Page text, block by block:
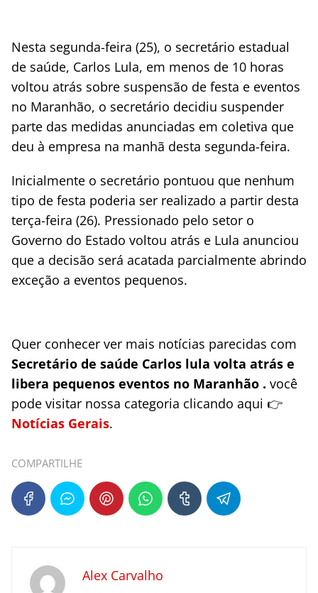
Nesta segunda-feira (25), o secretário estadual
de saúde, Carlos Lula, em menos de 10 horas
voltou atrás sobre suspensão de festa e eventos
no Maranhão, o secretário decidiu suspender
parte das medidas anunciadas em coletiva que
deu à empresa na manhã desta segunda-feira.
Inicialmente o secretário pontuou que nenhum
tipo de festa poderia ser realizado a partir desta
terça-feira (26). Pressionado pelo setor o
Governo do Estado voltou atrás e Lula anunciou
que a decisão será acatada parcialmente abrindo
exceção a eventos pequenos.
Quer conhecer ver mais notícias parecidas com
Secretário de saúde Carlos lula volta atrás e
libera pequenos eventos no Maranhão . você
pode visitar nossa categoria clicando aqui 👉
Notícias Gerais.
COMPARTILHE
Alex Carvalho